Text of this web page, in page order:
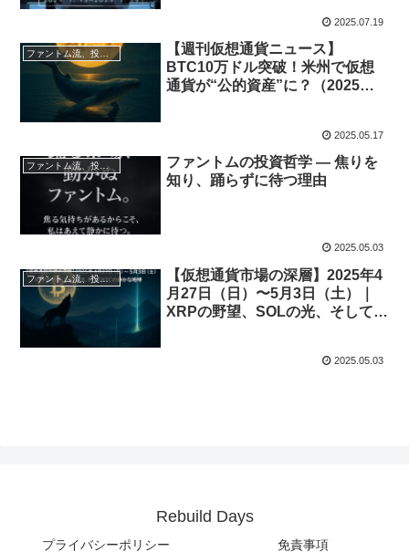
2025.07.19
ファントム流、投資と資産形成術
【週刊仮想通貨ニュース】
BTC10万ドル突破！米州で仮想
通貨が“公的資産”に？（2025年5
2025.05.17
ファントム流、投資と資産形成術
ファントムの投資哲学 ― 焦りを
知り、踊らずに待つ理由
2025.05.03
ファントム流、投資と資産形成術
【仮想通貨市場の深層】2025年4
月27日（日）〜5月3日（土）｜
XRPの野望、SOLの光、そして
2025.05.03
Rebuild Days
プライバシーポリシー 免責事項